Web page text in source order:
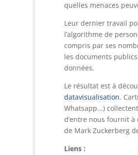
quelles menaces
Leur dernier travail
l’algorithme de
compris par ses
les documents
données.
Le résultat est à
datavisualisation.
Whatsapp...)
d’entre nous fournit
de Mark Zuckerberg
Liens :